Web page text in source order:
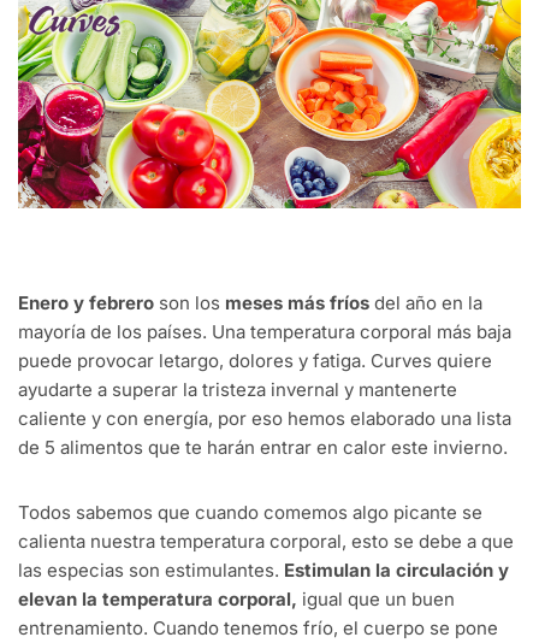
Enero y febrero son los meses más fríos del año en la
mayoría de los países. Una temperatura corporal más baja
puede provocar letargo, dolores y fatiga. Curves quiere
ayudarte a superar la tristeza invernal y mantenerte
caliente y con energía, por eso hemos elaborado una lista
de 5 alimentos que te harán entrar en calor este invierno.
Todos sabemos que cuando comemos algo picante se
calienta nuestra temperatura corporal, esto se debe a que
las especias son estimulantes. Estimulan la circulación y
elevan la temperatura corporal, igual que un buen
entrenamiento. Cuando tenemos frío, el cuerpo se pone